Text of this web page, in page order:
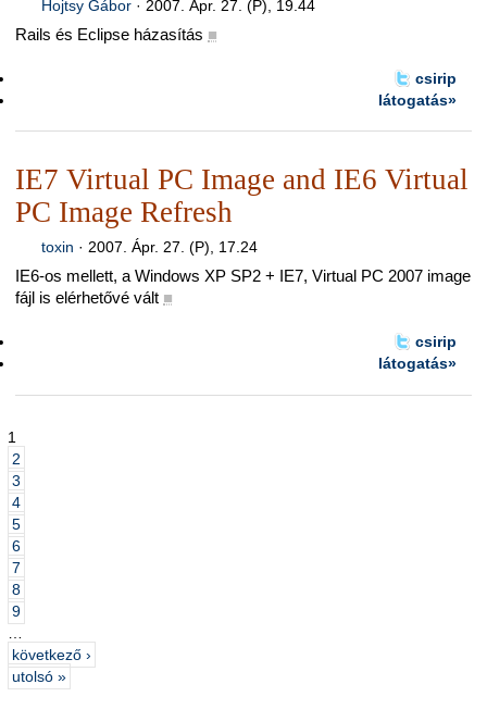
Hojtsy Gábor· 2007. Ápr. 27. (P), 19.44
Rails és Eclipse házasítás ■
csirip
látogatás»
IE7 Virtual PC Image and IE6 Virtual
PC Image Refresh
toxin · 2007. Ápr. 27. (P), 17.24
IE6-os mellett, a Windows XP SP2 + IE7, Virtual PC 2007 image
fájl is elérhetővé vált ■
csirip
látogatás»
1
2
3
4
5
6
7
8
9
…
következő ›
utolsó »